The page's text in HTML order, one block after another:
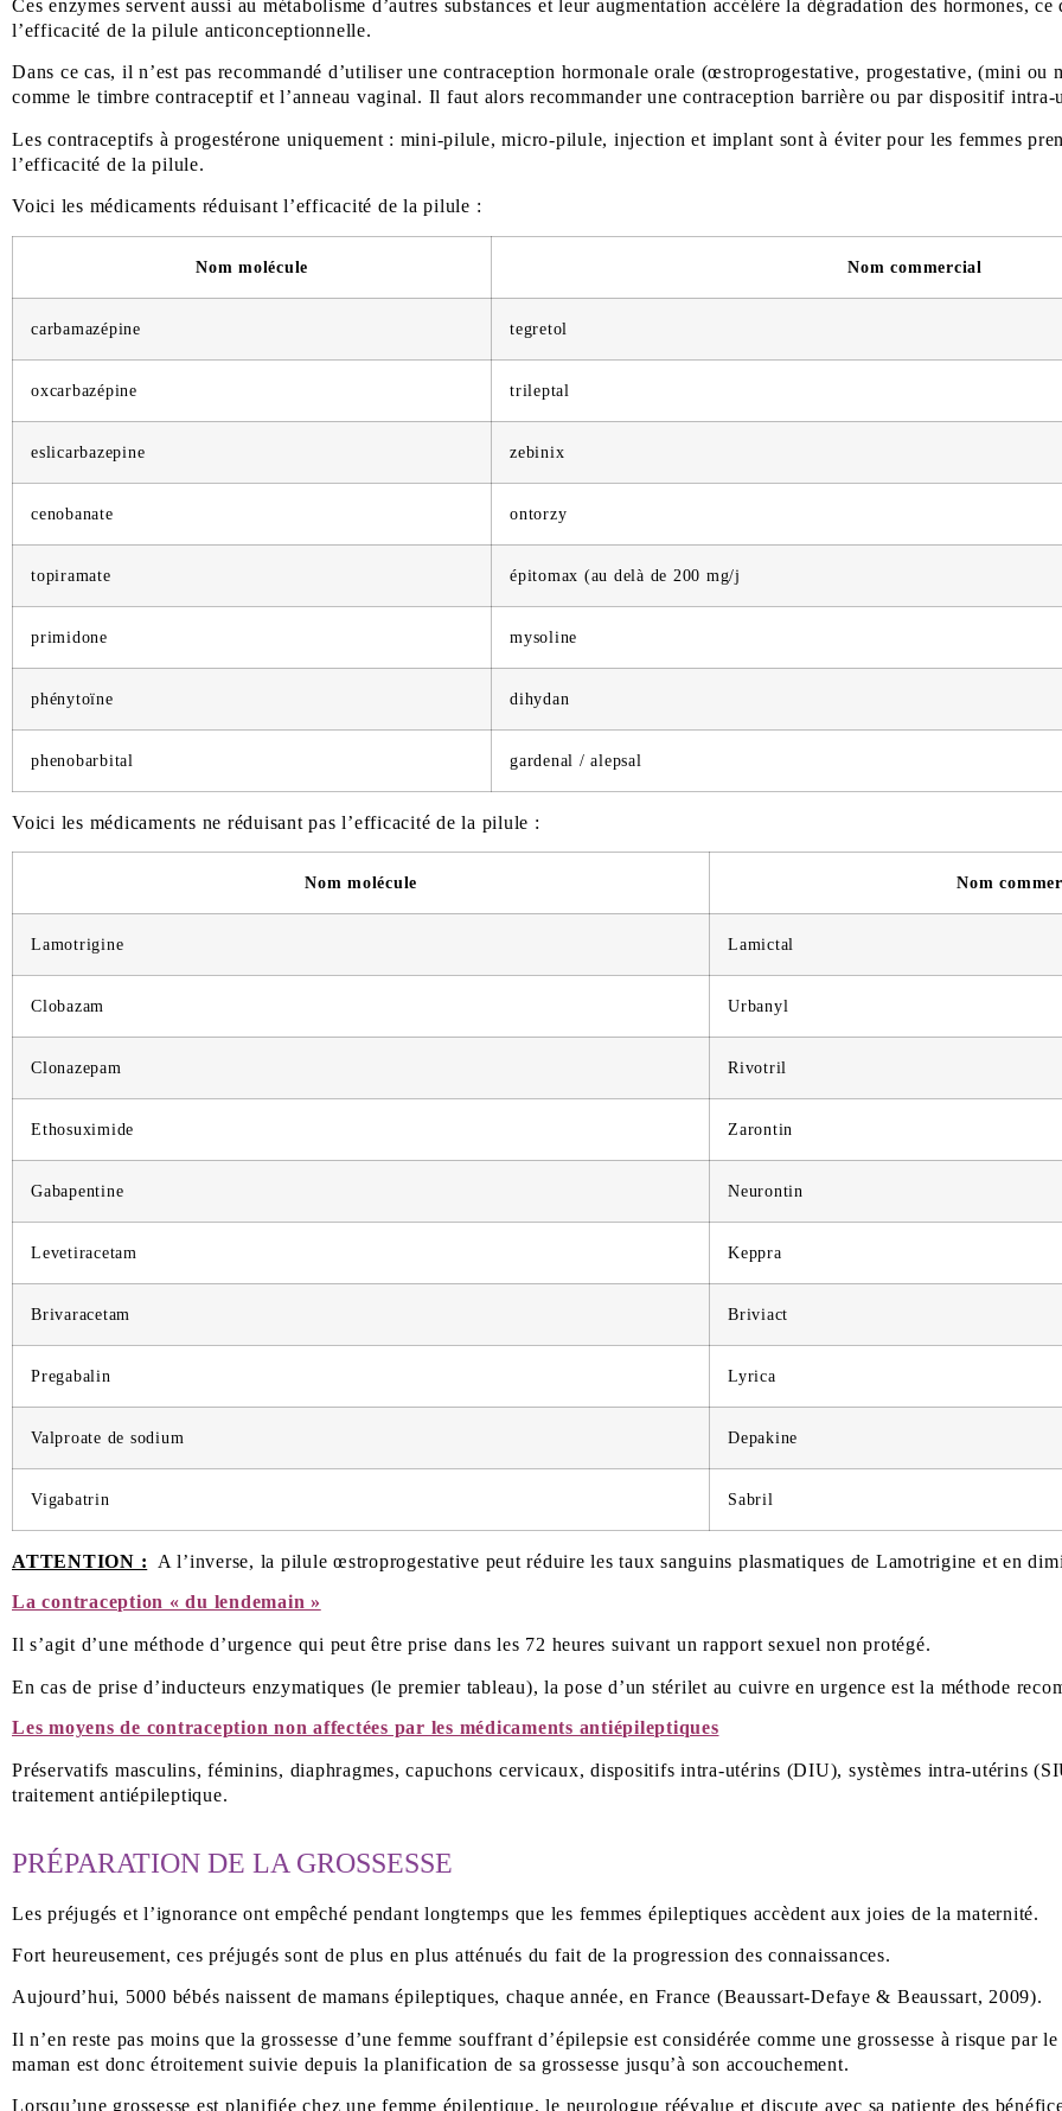
Ces enzymes servent aussi au métabolisme d’autres substances et leur augmentation accélère la dégradation des hormones,
l’efficacité de la pilule anticonceptionnelle.
Dans ce cas, il n’est pas recommandé d’utiliser une contraception hormonale orale (œstroprogestative, progestative, (mini
comme le timbre contraceptif et l’anneau vaginal. Il faut alors recommander une contraception barrière ou par dispositif
Les contraceptifs à progestérone uniquement : mini-pilule, micro-pilule, injection et implant sont à éviter pour les femmes
l’efficacité de la pilule.
Voici les médicaments réduisant l’efficacité de la pilule :
Nom molécule Nom commercial
carbamazépine tegretol
oxcarbazépine trileptal
eslicarbazepine zebinix
cenobanate ontorzy
topiramate épitomax (au delà de 200 mg/j
primidone mysoline
phénytoïne dihydan
phenobarbital gardenal / alepsal
Voici les médicaments ne réduisant pas l’efficacité de la pilule :
Nom molécule Nom
Lamotrigine Lamictal
Clobazam Urbanyl
Clonazepam Rivotril
Ethosuximide Zarontin
Gabapentine Neurontin
Levetiracetam Keppra
Brivaracetam Briviact
Pregabalin Lyrica
Valproate de sodium Depakine
Vigabatrin Sabril
ATTENTION : A l’inverse, la pilule œstroprogestative peut réduire les taux sanguins plasmatiques de Lamotrigine et en
La contraception « du lendemain »
Il s’agit d’une méthode d’urgence qui peut être prise dans les 72 heures suivant un rapport sexuel non protégé.
En cas de prise d’inducteurs enzymatiques (le premier tableau), la pose d’un stérilet au cuivre en urgence est la méthode
Les moyens de contraception non affectées par les médicaments antiépileptiques
Préservatifs masculins, féminins, diaphragmes, capuchons cervicaux, dispositifs intra-utérins (DIU), systèmes intra-utérins
traitement antiépileptique.
PRÉPARATION DE LA GROSSESSE
Les préjugés et l’ignorance ont empêché pendant longtemps que les femmes épileptiques accèdent aux joies de la maternité.
Fort heureusement, ces préjugés sont de plus en plus atténués du fait de la progression des connaissances.
Aujourd’hui, 5000 bébés naissent de mamans épileptiques, chaque année, en France (Beaussart-Defaye & Beaussart, 2009).
Il n’en reste pas moins que la grossesse d’une femme souffrant d’épilepsie est considérée comme une grossesse à risque par
maman est donc étroitement suivie depuis la planification de sa grossesse jusqu’à son accouchement.
Lorsqu’une grossesse est planifiée chez une femme épileptique, le neurologue réévalue et discute avec sa patiente des